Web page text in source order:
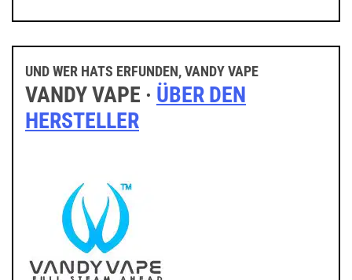
UND WER HATS ERFUNDEN, VANDY VAPE
VANDY VAPE · ÜBER DEN
HERSTELLER